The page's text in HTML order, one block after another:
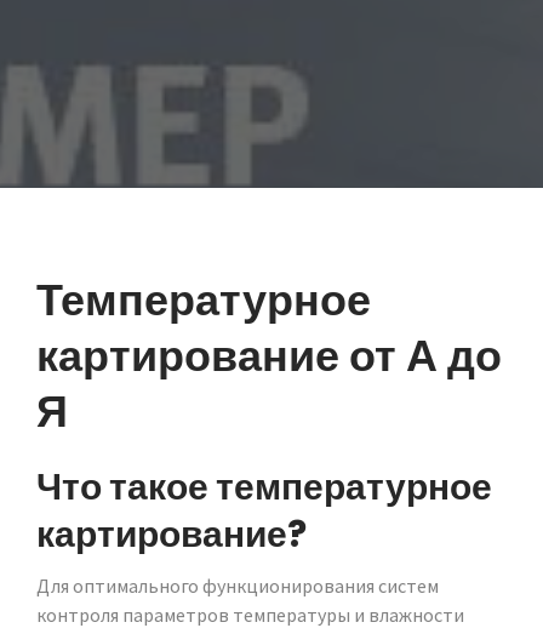
Температурное
картирование от А до
Я
Что такое температурное
картирование?
Для оптимального функционирования систем
контроля параметров температуры и влажности